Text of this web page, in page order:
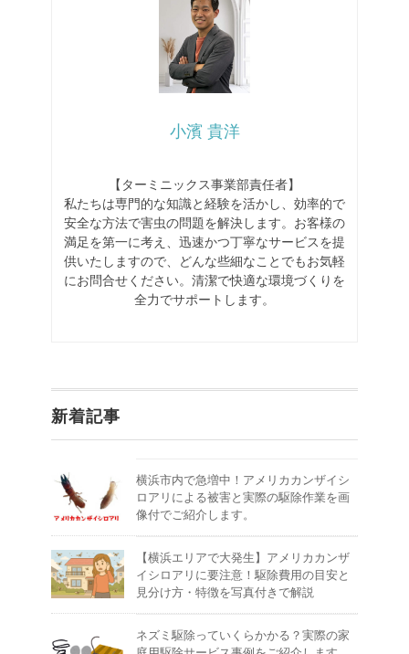
小濱 貴洋
【ターミニックス事業部責任者】
私たちは専門的な知識と経験を活かし、効率的で
安全な方法で害虫の問題を解決します。お客様の
満足を第一に考え、迅速かつ丁寧なサービスを提
供いたしますので、どんな些細なことでもお気軽
にお問合せください。清潔で快適な環境づくりを
全力でサポートします。
新着記事
横浜市内で急増中！アメリカカンザイシ
ロアリによる被害と実際の駆除作業を画
像付でご紹介します。
【横浜エリアで大発生】アメリカカンザ
イシロアリに要注意！駆除費用の目安と
見分け方・特徴を写真付きで解説
ネズミ駆除っていくらかかる？実際の家